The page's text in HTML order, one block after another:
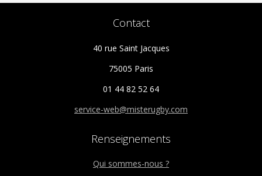
Contact
40 rue Saint Jacques
75005 Paris
01 44 82 52 64
service-web@misterugby.com
Renseignements
Qui sommes-nous ?